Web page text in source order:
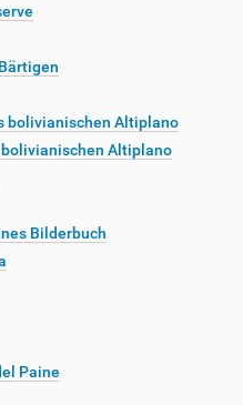
bolivianischen Altiplano
Altiplano
Bilderbuch
Paine